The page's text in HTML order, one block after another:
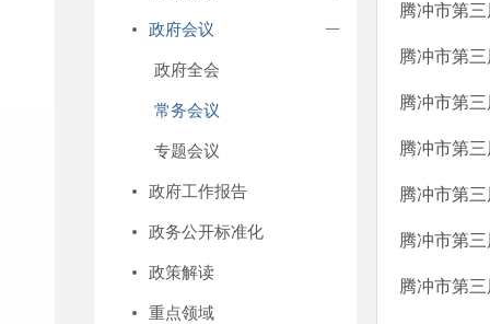
政府会议
政府全会
常务会议
专题会议
政府工作报告
政务公开标准化
政策解读
重点领域
腾冲市第
腾冲市第
腾冲市第
腾冲市第
腾冲市第
腾冲市第
腾冲市第